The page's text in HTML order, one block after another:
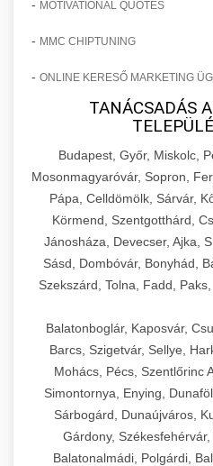
- MOTIVATIONAL QUOTES
- MMC CHIPTUNING
- ONLINE KERESŐ MARKETING
TANÁCSADÁS
Budapest, Győr, Miskolc,
Mosonmagyaróvár, Sopron,
Pápa, Celldömölk, Sárvár,
Körmend, Szentgotthárd,
Jánosháza, Devecser, Ajka,
Sásd, Dombóvár, Bonyhád,
Szekszárd, Tolna, Fadd,
Balatonboglár, Kaposvár,
Barcs, Szigetvár, Sellye,
Mohács, Pécs, Szentlőrinc
Simontornya, Enying,
Sárbogárd, Dunaújváros,
Gárdony,
Balatonalmádi, Polgárdi,